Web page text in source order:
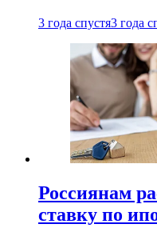
3 года спустя3 года
Россиянам
ставку по